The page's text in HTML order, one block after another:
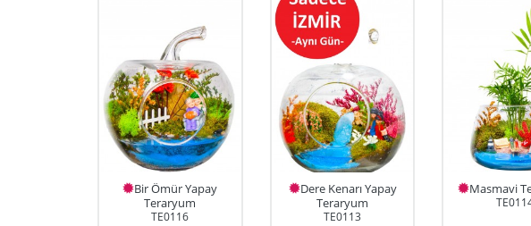
Bir Ömür Yapay
Teraryum
TE0116
Dere Kenarı Yapay
Teraryum
TE0113
Masmavi